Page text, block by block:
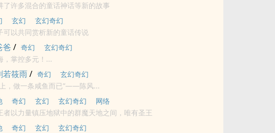
许多混合的童话神话等新的故事
玄幻
玄幻奇幻
可以共同赏析新的童话传说
爸 / 奇幻
玄幻奇幻
，掌控多元！...
若筱雨/ 奇幻
玄幻奇幻
，做一条咸鱼而已”——陈风...
奇幻 玄幻 玄幻奇幻
网络
以力量镇压地狱中的群魔天地之间，唯有圣王
奇幻 玄幻
玄幻奇幻